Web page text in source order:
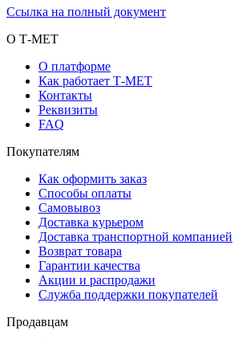
Ссылка на полный документ
О Т-МЕТ
О платформе
Как работает Т-МЕТ
Контакты
Реквизиты
FAQ
Покупателям
Как оформить заказ
Способы оплаты
Самовывоз
Доставка курьером
Доставка транспортной компанией
Возврат товара
Гарантии качества
Акции и распродажи
Служба поддержки покупателей
Продавцам